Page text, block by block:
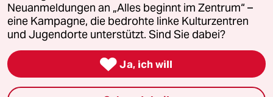
Leitlinie Informant Datenschutz Impressum AGB
Seitenwende Einwilligungen widerrufen (Ads)
Neuanmeldungen an „Alles beginnt im Zentrum“ –
eine Kampagne, die bedrohte linke Kulturzentren
und Jugendorte unterstützt. Sind Sie dabei?
 Ja, ich will